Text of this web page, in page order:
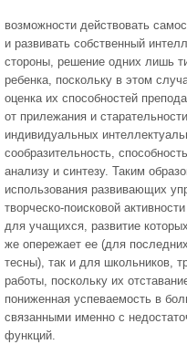
возможности действовать
и развивать собственный
стороны, решение одних лишь
ребенка, поскольку в этом
оценка их способностей
от прилежания и
индивидуальных
сообразительность,
анализу и синтезу. Таким
использования развивающих
творческо-поисковой
для учащихся, развитие
же опережает ее (для
тесны), так и для школьников,
работы, поскольку их
пониженная успеваемость в
связанными именно с
функций.